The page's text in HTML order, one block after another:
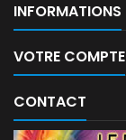
INFORMATIONS
VOTRE COMPTE
CONTACT